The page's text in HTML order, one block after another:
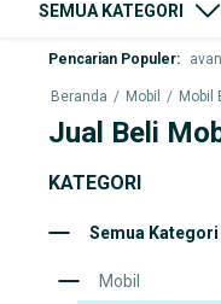
SEMUA KATEGORI
Pencarian Populer:
Beranda / Mobil / Mobil
Jual Beli
KATEGORI
Semua Kategori
Mobil